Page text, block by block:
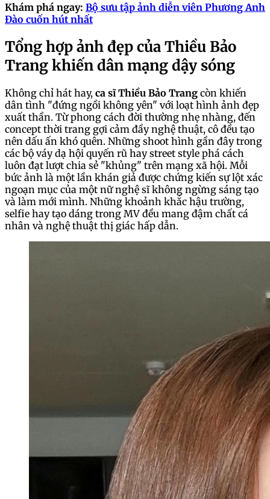
Khám phá ngay: Bộ sưu tập ảnh diễn viên Phương Anh
Đào cuốn hút nhất
Tổng hợp ảnh đẹp của Thiều Bảo
Trang khiến dân mạng dậy sóng
Không chỉ hát hay, ca sĩ Thiều Bảo Trang còn khiến
dân tình "đứng ngồi không yên" với loạt hình ảnh đẹp
xuất thần. Từ phong cách đời thường nhẹ nhàng, đến
concept thời trang gợi cảm đầy nghệ thuật, cô đều tạo
nên dấu ấn khó quên. Những shoot hình gần đây trong
các bộ váy dạ hội quyến rũ hay street style phá cách
luôn đạt lượt chia sẻ "khủng" trên mạng xã hội. Mỗi
bức ảnh là một lần khán giả được chứng kiến sự lột xác
ngoạn mục của một nữ nghệ sĩ không ngừng sáng tạo
và làm mới mình. Những khoảnh khắc hậu trường,
selfie hay tạo dáng trong MV đều mang đậm chất cá
nhân và nghệ thuật thị giác hấp dẫn.